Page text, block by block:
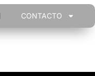
CONTACTO